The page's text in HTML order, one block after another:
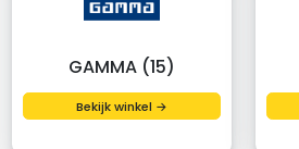
GAMMA (15)
Bekijk winkel →